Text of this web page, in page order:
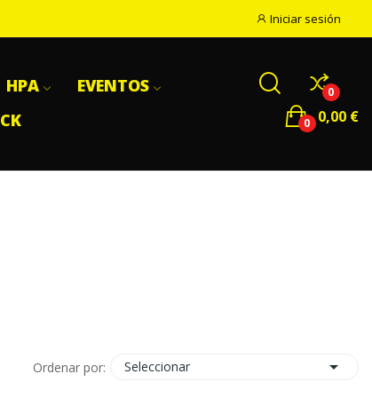
Iniciar sesión
HPA
EVENTOS
0
0,00 €
0
Ordenar por: Seleccionar 